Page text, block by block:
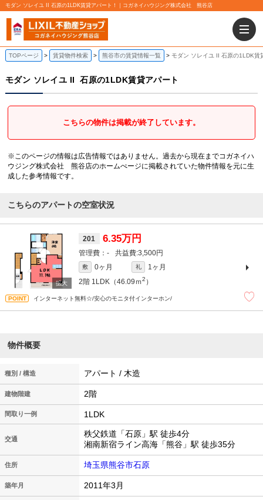
モダン ソレイユ II 石原の1LDK賃貸アパート！｜コガネイハウジング株式会社 熊谷店
TOPページ 賃貸物件検索 熊谷市の賃貸情報一覧 モダン ソレイユ II 石原の1LDK賃
モダン ソレイユ II 石原の1LDK賃貸アパート
こちらの物件は掲載が終了しています。
※このページの情報は広告情報ではありません。過去から現在までコガネイハ
ウジング株式会社 熊谷店のホームぺージに掲載されていた物件情報を元に生
成した参考情報です。
こちらのアパートの空室状況
201 6.35万円
- 3,500円
敷 0ヶ月 礼
1ヶ月
2階 1LDK（46.09ｍ2 ）
インターネット無料☆/安心のモニタ付インターホン/
物件概要
種別 / 構造 アパート / 木造
建物階建 2階
間取り一例 1LDK
交通
秩父鉄道「石原」駅 徒歩4分
湘南新宿ライン高海「熊谷」駅 徒歩35分
住所 埼玉県熊谷市石原
築年月 2011年3月